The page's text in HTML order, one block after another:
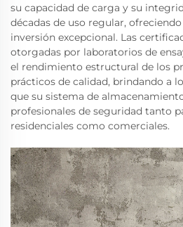
su capacidad de carga y su
décadas de uso regular,
inversión excepcional. Las
otorgadas por laboratorios de
el rendimiento estructural de los
prácticos de calidad, brindando a
que su sistema de
profesionales de seguridad tanto
residenciales como comerciales.